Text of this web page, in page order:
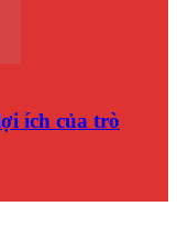
ích của trò